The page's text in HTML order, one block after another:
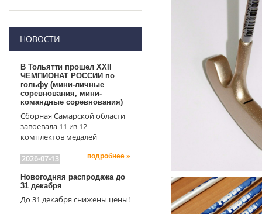
НОВОСТИ
В Тольятти прошел XXII
ЧЕМПИОНАТ РОССИИ по
гольфу (мини-личные
соревнования, мини-
командные соревнования)
Сборная Самарской области
завоевала 11 из 12
комплектов медалей
2026-07-13 подробнее »
Новогодняя распродажа до
31 декабря
До 31 декабря снижены цены!